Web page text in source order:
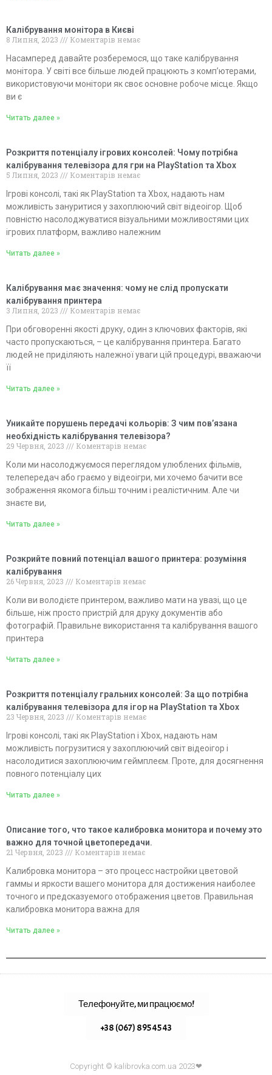
Калібрування монітора в Києві
8 Липня, 2023
Коментарів немає
Насамперед давайте розберемося, що таке калібрування
монітора. У світі все більше людей працюють з комп’ютерами,
використовуючи монітори як своє основне робоче місце. Якщо
ви є
Читать далее »
Розкриття потенціалу ігрових консолей: Чому потрібна
калібрування телевізора для гри на PlayStation та Xbox
5 Липня, 2023
Коментарів немає
Ігрові консолі, такі як PlayStation та Xbox, надають нам
можливість зануритися у захоплюючий світ відеоігор. Щоб
повністю насолоджуватися візуальними можливостями цих
ігрових платформ, важливо належним
Читать далее »
Калібрування має значення: чому не слід пропускати
калібрування принтера
3 Липня, 2023
Коментарів немає
При обговоренні якості друку, один з ключових факторів, які
часто пропускаються, – це калібрування принтера. Багато
людей не приділяють належної уваги цій процедурі, вважаючи
її
Читать далее »
Уникайте порушень передачі кольорів: З чим пов’язана
необхідність калібрування телевізора?
29 Червня, 2023
Коментарів немає
Коли ми насолоджуємося переглядом улюблених фільмів,
телепередач або граємо у відеоігри, ми хочемо бачити все
зображення якомога більш точним і реалістичним. Але чи
знаєте ви,
Читать далее »
Розкрийте повний потенціал вашого принтера: розуміння
калібрування
26 Червня, 2023
Коментарів немає
Коли ви володієте принтером, важливо мати на увазі, що це
більше, ніж просто пристрій для друку документів або
фотографій. Правильне використання та калібрування вашого
принтера
Читать далее »
Розкриття потенціалу гральних консолей: За що потрібна
калібрування телевізора для ігор на PlayStation та Xbox
23 Червня, 2023
Коментарів немає
Ігрові консолі, такі як PlayStation і Xbox, надають нам
можливість погрузитися у захоплюючий світ відеоігор і
насолодитися захоплюючим геймплеєм. Проте, для досягнення
повного потенціалу цих
Читать далее »
Описание того, что такое калибровка монитора и почему это
важно для точной цветопередачи.
21 Червня, 2023
Коментарів немає
Калибровка монитора – это процесс настройки цветовой
гаммы и яркости вашего монитора для достижения наиболее
точного и предсказуемого отображения цветов. Правильная
калибровка монитора важна для
Читать далее »
Телефонуйте, ми працюємо!
+38 (067) 895 45 43
Copyright © kalibrovka.com.ua 2023❤